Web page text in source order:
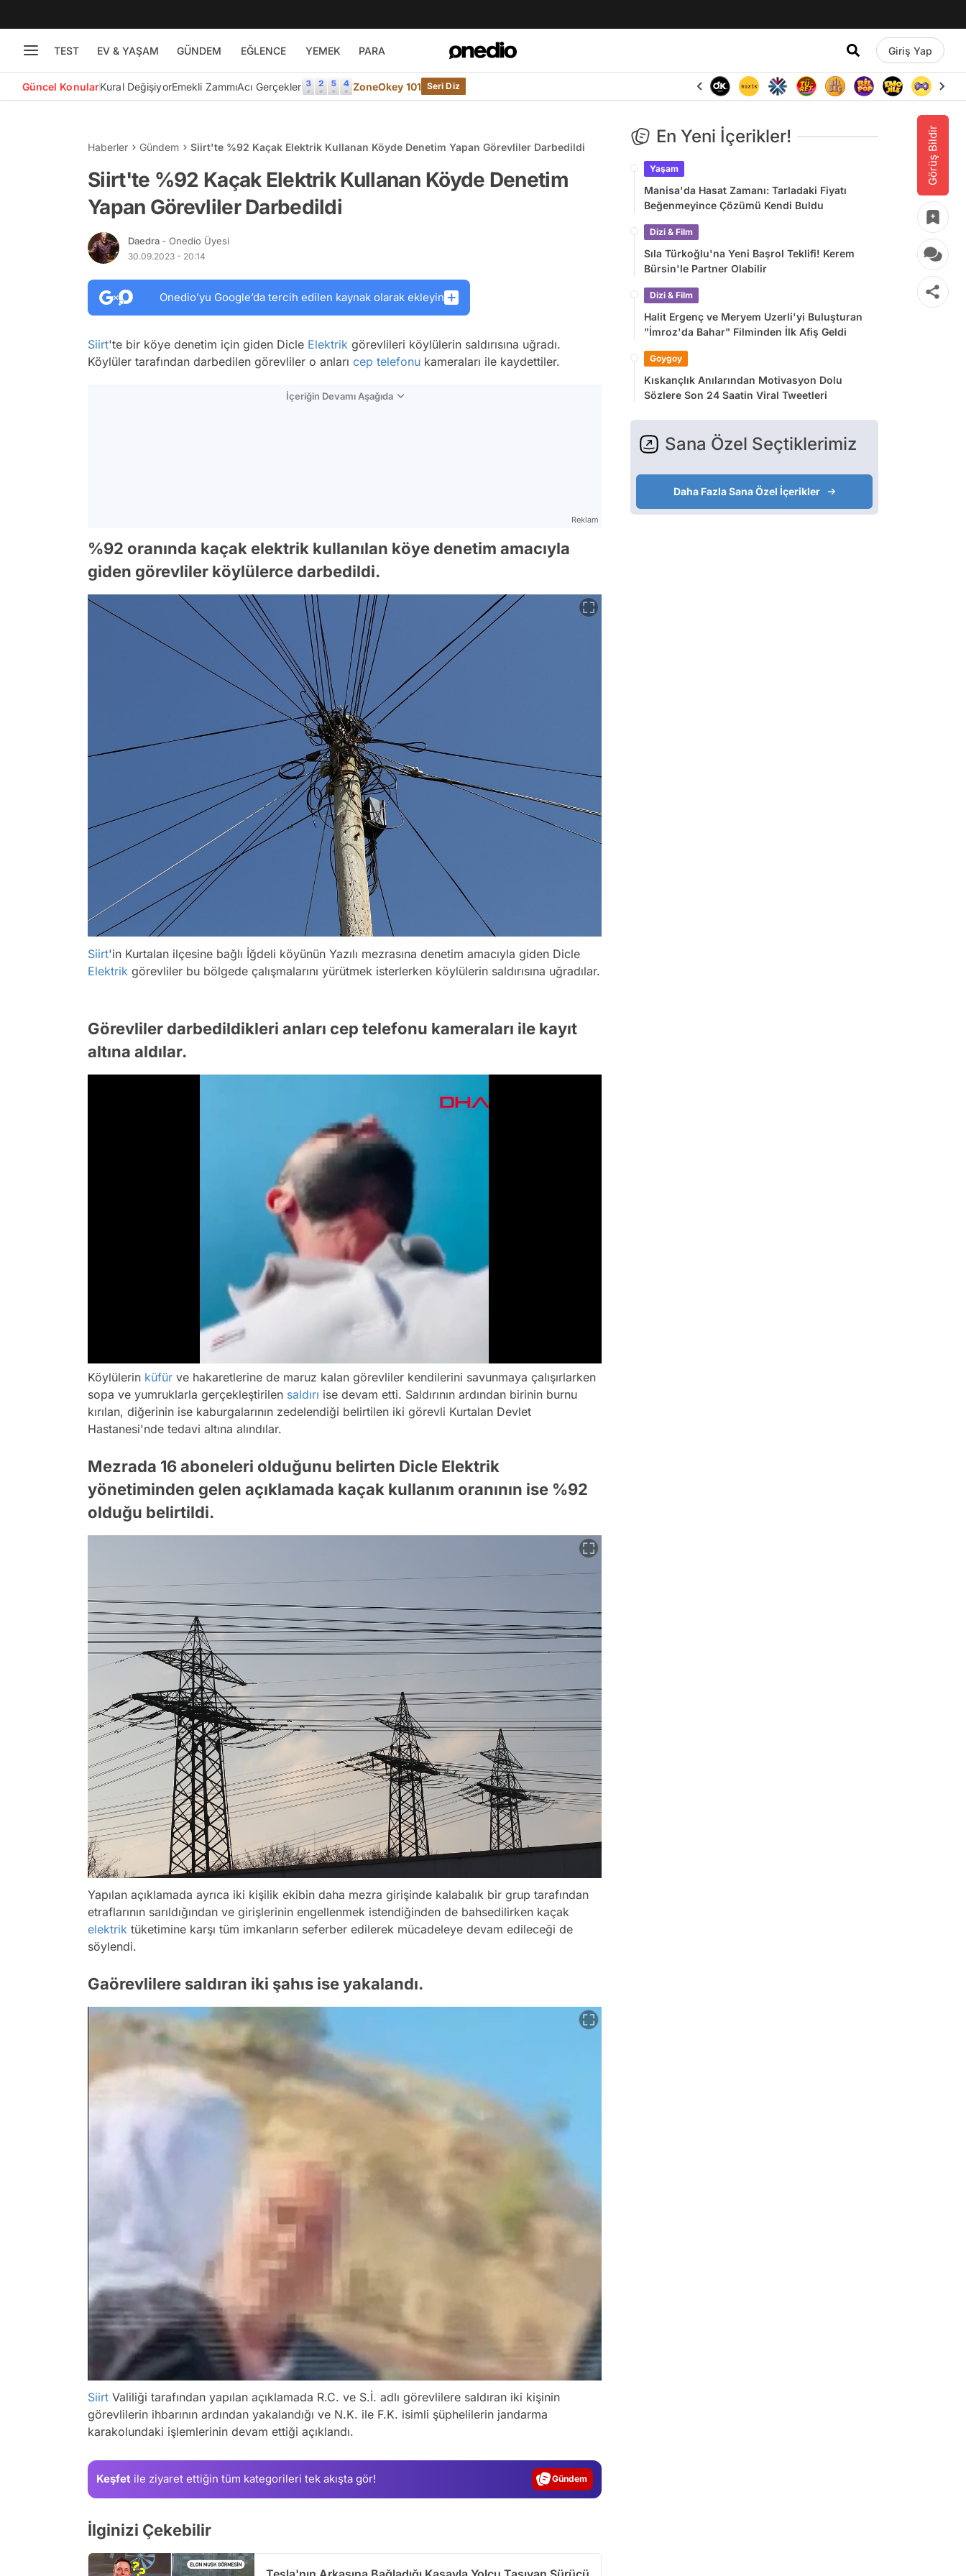
TEST EV & YAŞAM GÜNDEM EĞLENCE YEMEK PARA Giriş Yap
Güncel KonularKural DeğişiyorEmekli ZammıAcı Gerçekler ZoneOkey 101 Seri Diz
Görüş Bildir
Haberler Gündem Siirt'te %92 Kaçak Elektrik Kullanan Köyde Denetim Yapan Görevliler Darbedildi
Siirt'te %92 Kaçak Elektrik Kullanan Köyde Denetim
Yapan Görevliler Darbedildi
Daedra - Onedio Üyesi
30.09.2023 - 20:14
Onedio’yu Google’da tercih edilen kaynak olarak ekleyin
Siirt'te bir köye denetim için giden Dicle Elektrik görevlileri köylülerin saldırısına uğradı.
Köylüler tarafından darbedilen görevliler o anları cep telefonu kameraları ile kaydettiler.
İçeriğin Devamı Aşağıda
Reklam
%92 oranında kaçak elektrik kullanılan köye denetim amacıyla
giden görevliler köylülerce darbedildi.
Siirt'in Kurtalan ilçesine bağlı İğdeli köyünün Yazılı mezrasına denetim amacıyla giden Dicle
Elektrik görevliler bu bölgede çalışmalarını yürütmek isterlerken köylülerin saldırısına uğradılar.
Görevliler darbedildikleri anları cep telefonu kameraları ile kayıt
altına aldılar.
Köylülerin küfür ve hakaretlerine de maruz kalan görevliler kendilerini savunmaya çalışırlarken
sopa ve yumruklarla gerçekleştirilen saldırı ise devam etti. Saldırının ardından birinin burnu
kırılan, diğerinin ise kaburgalarının zedelendiği belirtilen iki görevli Kurtalan Devlet
Hastanesi'nde tedavi altına alındılar.
Mezrada 16 aboneleri olduğunu belirten Dicle Elektrik
yönetiminden gelen açıklamada kaçak kullanım oranının ise %92
olduğu belirtildi.
Yapılan açıklamada ayrıca iki kişilik ekibin daha mezra girişinde kalabalık bir grup tarafından
etraflarının sarıldığından ve girişlerinin engellenmek istendiğinden de bahsedilirken kaçak
elektrik tüketimine karşı tüm imkanların seferber edilerek mücadeleye devam edileceği de
söylendi.
Gaörevlilere saldıran iki şahıs ise yakalandı.
Siirt Valiliği tarafından yapılan açıklamada R.C. ve S.İ. adlı görevlilere saldıran iki kişinin
görevlilerin ihbarının ardından yakalandığı ve N.K. ile F.K. isimli şüphelilerin jandarma
karakolundaki işlemlerinin devam ettiği açıklandı.
Keşfet ile ziyaret ettiğin tüm kategorileri tek akışta gör! Magazin
İlginizi Çekebilir
En Yeni İçerikler!
Yaşam
Manisa'da Hasat Zamanı: Tarladaki Fiyatı
Beğenmeyince Çözümü Kendi Buldu
Dizi & Film
Sıla Türkoğlu'na Yeni Başrol Teklifi! Kerem
Bürsin'le Partner Olabilir
Dizi & Film
Halit Ergenç ve Meryem Uzerli'yi Buluşturan
"İmroz'da Bahar" Filminden İlk Afiş Geldi
Goygoy
Kıskançlık Anılarından Motivasyon Dolu
Sözlere Son 24 Saatin Viral Tweetleri
Sana Özel Seçtiklerimiz
Daha Fazla Sana Özel İçerikler